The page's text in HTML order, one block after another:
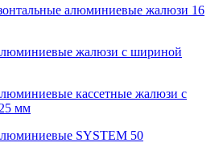
алюминиевые жалюзи 16
жалюзи с шириной
кассетные жалюзи с
мм
SYSTEM 50